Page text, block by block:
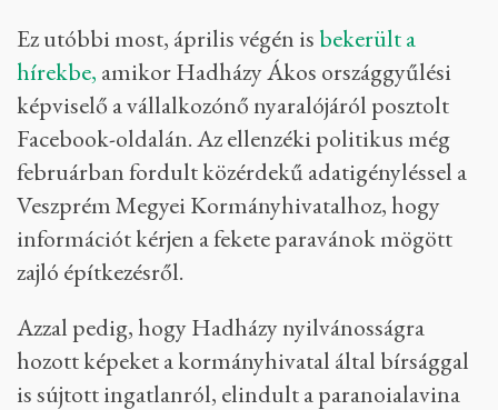
Ez utóbbi most, április végén isbekerült a
hírekbe, amikor Hadházy Ákos országgyűlési
képviselő a vállalkozónő nyaralójáról posztolt
Facebook-oldalán. Az ellenzéki politikus még
februárban fordult közérdekű adatigényléssel a
Veszprém Megyei Kormányhivatalhoz, hogy
információt kérjen a fekete paravánok mögött
zajló építkezésről.
Azzal pedig, hogy Hadházy nyilvánosságra
hozott képeket a kormányhivatal által bírsággal
is sújtott ingatlanról, elindult a paranoialavina